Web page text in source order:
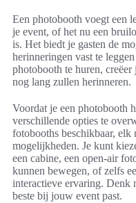
Een photobooth voegt een
je event, of het nu een
is. Het biedt je gasten de
herinneringen vast te
photobooth te huren,
nog lang zullen herinneren.
Voordat je een photobooth
verschillende opties te
fotobooths beschikbaar, elk
mogelijkheden. Je kunt
een cabine, een open-air
kunnen bewegen, of zelfs
interactieve ervaring. Denk
beste bij jouw event past.